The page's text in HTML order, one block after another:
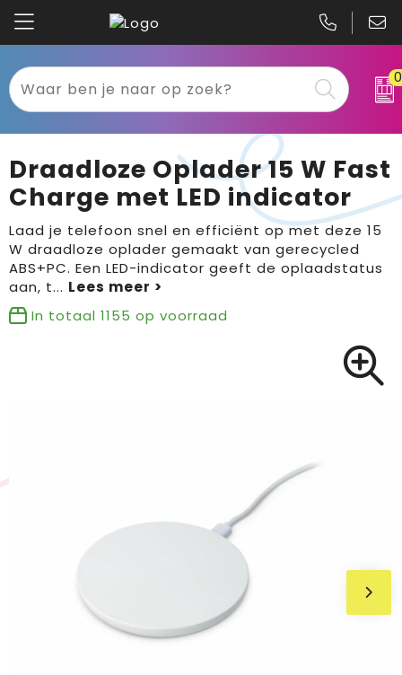
0
Textiel
Werkkleding
Sport
Tassen
Bloemen, planten en bomen
Kariban
B&C
Gildan
Clique
Printer
Draadloze Oplader 15 W Fast
Charge met LED indicator
Laad je telefoon snel en efficiënt op met deze 15
W draadloze oplader gemaakt van gerecycled
ABS+PC. Een LED-indicator geeft de oplaadstatus
aan, t...
In totaal 1155 op voorraad